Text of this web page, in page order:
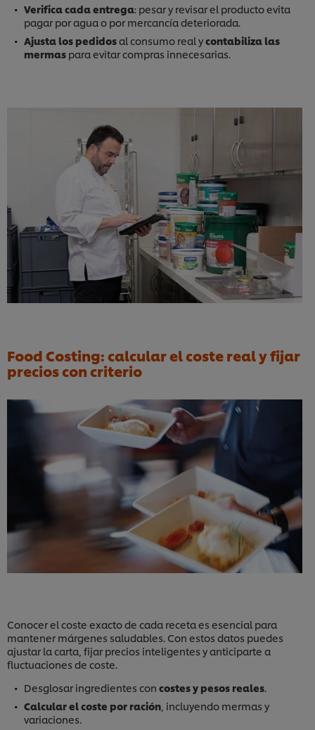
Verifica cada entrega: pesar y revisar el producto evita
pagar por agua o por mercancía deteriorada.
Ajusta los pedidosal consumo real ycontabiliza las
mermas para evitar compras innecesarias.
Food Costing: calcular el coste real y fijar
precios con criterio
Conocer el coste exacto de cada receta es esencial para
mantener márgenes saludables. Con estos datos puedes
ajustar la carta, fijar precios inteligentes y anticiparte a
fluctuaciones de coste.
Desglosar ingredientes con costes y pesos reales.
Calcular el coste por ración , incluyendo mermas y
variaciones.